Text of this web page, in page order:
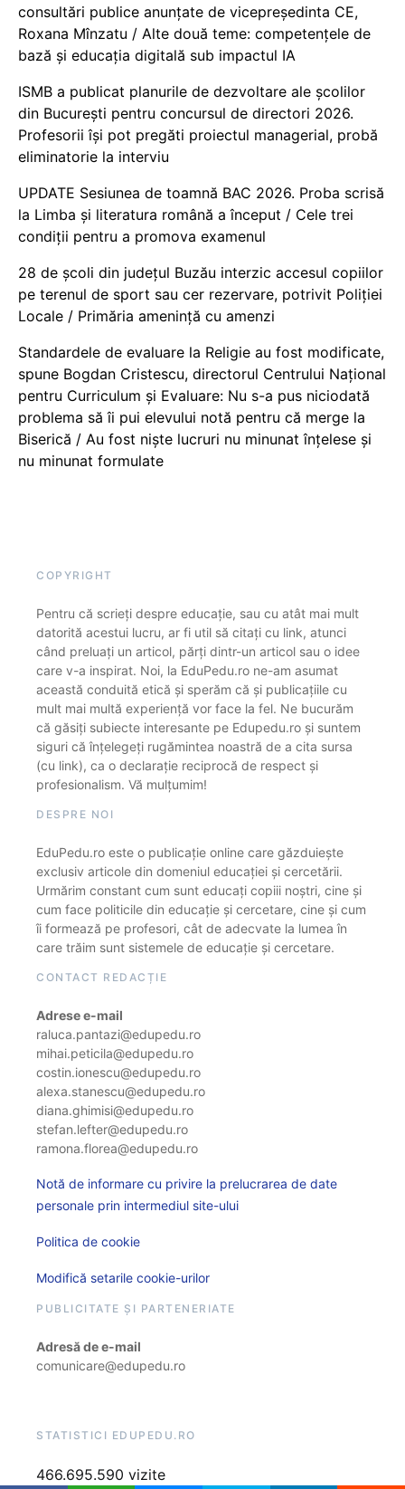
consultări publice anunțate de vicepreședinta CE,
Roxana Mînzatu / Alte două teme: competențele de
bază și educația digitală sub impactul IA
ISMB a publicat planurile de dezvoltare ale școlilor
din București pentru concursul de directori 2026.
Profesorii își pot pregăti proiectul managerial, probă
eliminatorie la interviu
UPDATE Sesiunea de toamnă BAC 2026. Proba scrisă
la Limba și literatura română a început / Cele trei
condiții pentru a promova examenul
28 de școli din județul Buzău interzic accesul copiilor
pe terenul de sport sau cer rezervare, potrivit Poliției
Locale / Primăria amenință cu amenzi
Standardele de evaluare la Religie au fost modificate,
spune Bogdan Cristescu, directorul Centrului Național
pentru Curriculum și Evaluare: Nu s-a pus niciodată
problema să îi pui elevului notă pentru că merge la
Biserică / Au fost niște lucruri nu minunat înțelese și
nu minunat formulate
COPYRIGHT
Pentru că scrieți despre educație, sau cu atât mai mult
datorită acestui lucru, ar fi util să citați cu link, atunci
când preluați un articol, părți dintr-un articol sau o idee
care v-a inspirat. Noi, la EduPedu.ro ne-am asumat
această conduită etică și sperăm că și publicațiile cu
mult mai multă experiență vor face la fel. Ne bucurăm
că găsiți subiecte interesante pe Edupedu.ro și suntem
siguri că înțelegeți rugămintea noastră de a cita sursa
(cu link), ca o declarație reciprocă de respect și
profesionalism. Vă mulțumim!
DESPRE NOI
EduPedu.ro este o publicație online care găzduiește
exclusiv articole din domeniul educației și cercetării.
Urmărim constant cum sunt educați copiii noștri, cine și
cum face politicile din educație și cercetare, cine și cum
îi formează pe profesori, cât de adecvate la lumea în
care trăim sunt sistemele de educație și cercetare.
CONTACT REDACȚIE
Adrese e-mail
raluca.pantazi@edupedu.ro
mihai.peticila@edupedu.ro
costin.ionescu@edupedu.ro
alexa.stanescu@edupedu.ro
diana.ghimisi@edupedu.ro
stefan.lefter@edupedu.ro
ramona.florea@edupedu.ro
Notă de informare cu privire la prelucrarea de date
personale prin intermediul site-ului
Politica de cookie
Modifică setarile cookie-urilor
PUBLICITATE ȘI PARTENERIATE
Adresă de e-mail
comunicare@edupedu.ro
STATISTICI EDUPEDU.RO
466.695.590 vizite